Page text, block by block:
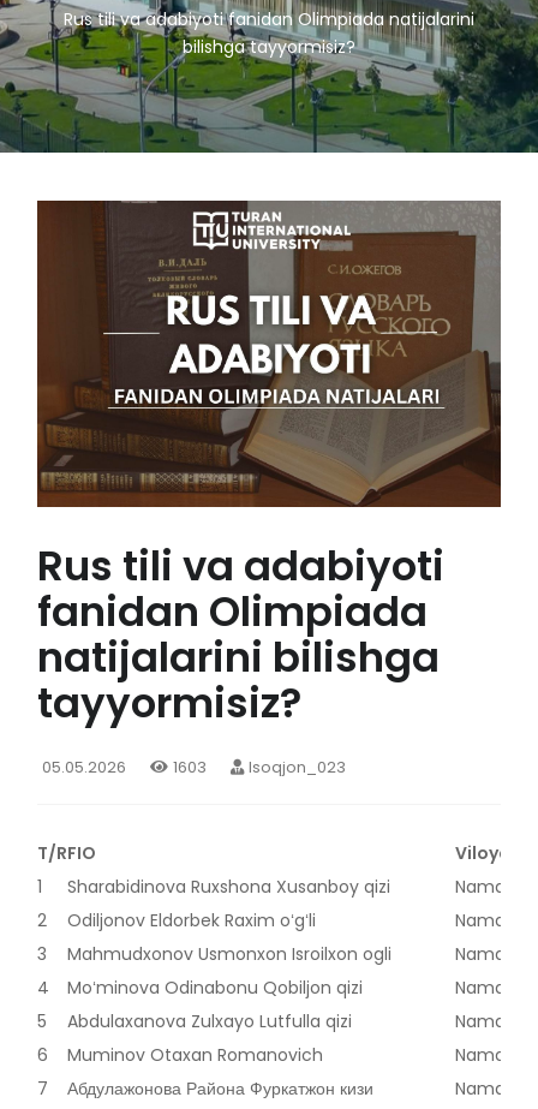
Rus tili va adabiyoti fanidan Olimpiada natijalarini
bilishga tayyormisiz?
Rus tili va adabiyoti
fanidan Olimpiada
natijalarini bilishga
tayyormisiz?
05.05.2026 1603 Isoqjon_023
T/RFIO
Viloyat
1
Sharabidinova Ruxshona Xusanboy qizi
2
Odiljonov Eldorbek Raxim oʻgʻli
3
Mahmudxonov Usmonxon Isroilxon ogli
4
Moʻminova Odinabonu Qobiljon qizi
5
Abdulaxanova Zulxayo Lutfulla qizi
6
Muminov Otaxan Romanovich
7
Абдулажонова Района Фуркатжон кизи